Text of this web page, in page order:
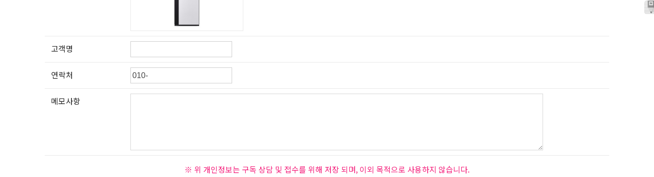
고객명
연락처
메모사항
※ 위 개인정보는 구독 상담 및 접수를 위해 저장 되며, 이외 목적으로 사용하지 않습니다.